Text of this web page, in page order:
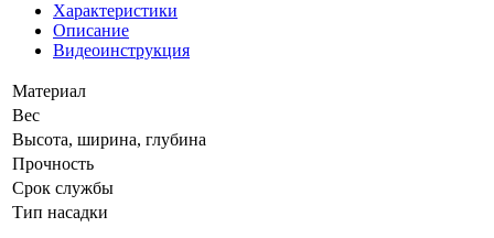
Характеристики
Описание
Видеоинструкция
Материал
Вес
Высота, ширина, глубина
Прочность
Срок службы
Тип насадки